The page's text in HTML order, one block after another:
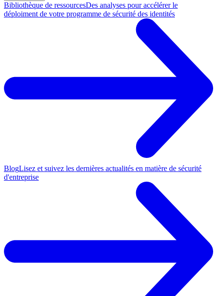
Bibliothèque de ressourcesDes analyses pour accélérer le
déploiment de votre programme de sécurité des identités
BlogLisez et suivez les dernières actualités en matière de sécurité
d'entreprise